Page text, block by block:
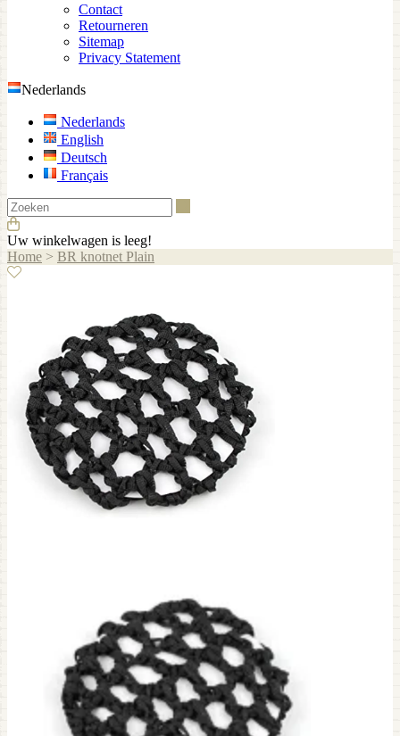
Contact
Retourneren
Sitemap
Privacy Statement
Nederlands
Nederlands
English
Deutsch
Français
Uw winkelwagen is leeg!
Home > BR knotnet Plain